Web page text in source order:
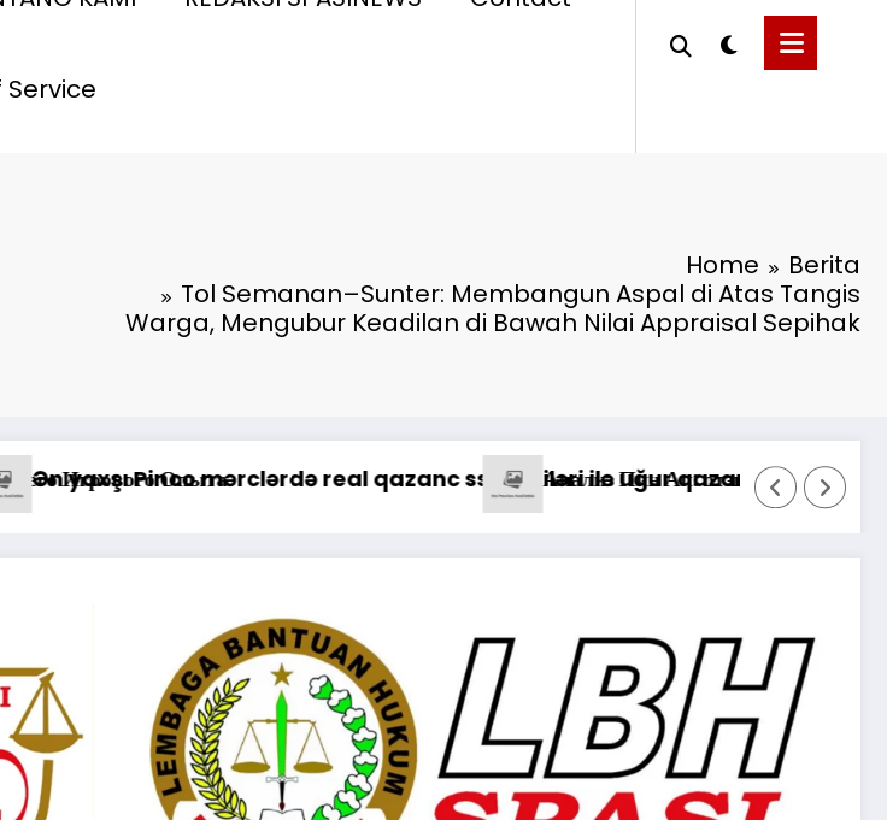
Home
Berita
Tol Semanan–Sunter: Membangun Aspal di Atas Tangis
Warga, Mengubur Keadilan di Bawah Nilai Appraisal Sepihak
Nələr Gözlədiyi
*Pastikan Pekayanan Maksimal, Direksi Jasa Raharja Tinjau Korban
Możliwości gry na żywo, gdy